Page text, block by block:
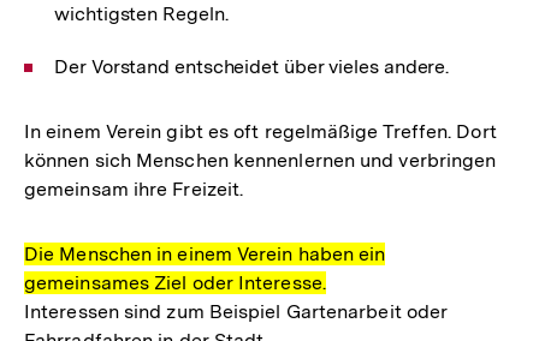
wichtigsten Regeln.
Der Vorstand entscheidet über vieles andere.
In einem Verein gibt es oft regelmäßige Treffen. Dort
können sich Menschen kennenlernen und verbringen
gemeinsam ihre Freizeit.
Die Menschen in einem Verein haben ein
gemeinsames Ziel oder Interesse.
Interessen sind zum Beispiel Gartenarbeit oder